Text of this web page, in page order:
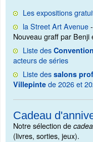
Les expositions
la Street Art Avenue
Nouveau graff par Benji
Liste des
acteurs de séries
Liste des salons
Villepinte de 2026 et
Cadeau
Notre sélection de
(livres, sorties, jeux).